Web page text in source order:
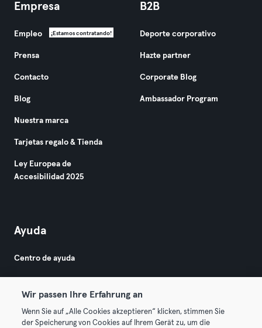
Empresa
Empleo ¡Estamos contratando!
Prensa
Contacto
Blog
Nuestra marca
Tarjetas regalo & Tienda
Ley Europea de
Accesibilidad 2025
B2B
Deporte corporativo
Hazte partner
Corporate Blog
Ambassador Program
Ayuda
Centro de ayuda
Wir passen Ihre Erfahrung an
Wenn Sie auf „Alle Cookies akzeptieren“ klicken, stimmen Sie
der Speicherung von Cookies auf Ihrem Gerät zu, um die